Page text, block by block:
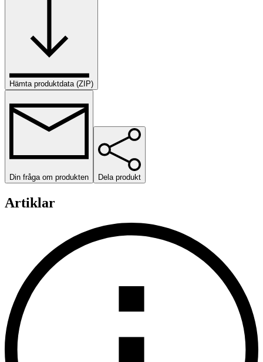
Hämta produktdata (ZIP)
Din fråga om produkten Dela produkt
Artiklar